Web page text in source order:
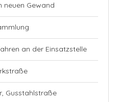
neuen Gewand
an der Einsatzstelle
Gusstahlstraße